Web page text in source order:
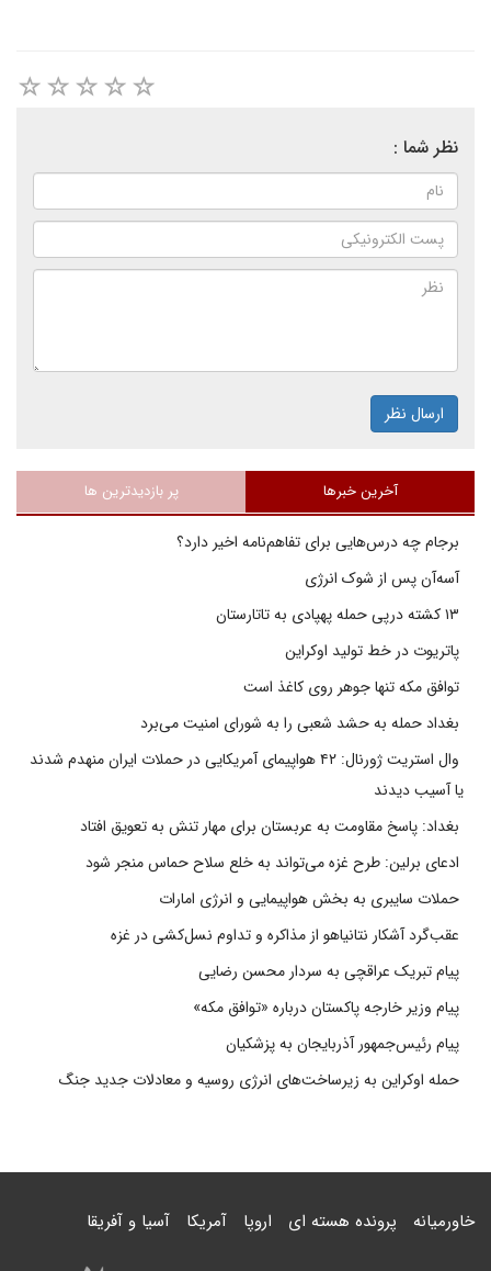
نظر شما :
ارسال نظر
آخرین خبرها پر بازدیدترین ها
برجام چه درس‌هایی برای تفاهم‌نامه اخیر دارد؟
آسه‌آن پس از شوک انرژی
پاتریوت در خط تولید اوکراین
توافق مکه تنها جوهر روی کاغذ است
بغداد حمله به حشد شعبی را به شورای امنیت می‌برد
وال استریت ژورنال: ۴۲ هواپیمای آمریکایی در حملات ایران منهدم شدند
یا آسیب دیدند
بغداد: پاسخ مقاومت به عربستان برای مهار تنش به تعویق افتاد
ادعای برلین: طرح غزه می‌تواند به خلع سلاح حماس منجر شود
حملات سایبری به بخش هواپیمایی و انرژی امارات
عقب‌گرد آشکار نتانیاهو از مذاکره و تداوم نسل‌کشی در غزه
پیام تبریک عراقچی به سردار محسن رضایی
پیام وزیر خارجه پاکستان درباره «توافق مکه»
پیام رئیس‌جمهور آذربایجان به پزشکیان
حمله اوکراین به زیرساخت‌های انرژی روسیه و معادلات جدید جنگ
خاورمیانه پرونده هسته ای اروپا آمریکا آسیا و آفریقا